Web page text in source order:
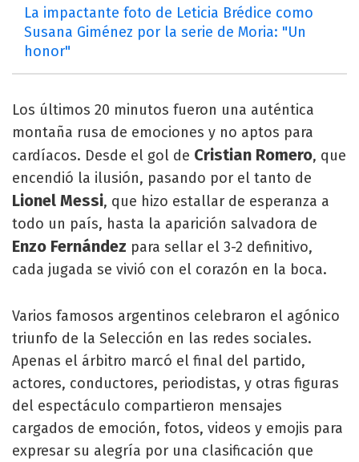
La impactante foto de Leticia Brédice como
Susana Giménez por la serie de Moria: "Un
honor"
Los últimos 20 minutos fueron una auténtica
montaña rusa de emociones y no aptos para
cardíacos. Desde el gol de Cristian Romero, que
encendió la ilusión, pasando por el tanto de
Lionel Messi, que hizo estallar de esperanza a
todo un país, hasta la aparición salvadora de
Enzo Fernández para sellar el 3-2 definitivo,
cada jugada se vivió con el corazón en la boca.
Varios famosos argentinos celebraron el agónico
triunfo de la Selección en las redes sociales.
Apenas el árbitro marcó el final del partido,
actores, conductores, periodistas, y otras figuras
del espectáculo compartieron mensajes
cargados de emoción, fotos, videos y emojis para
expresar su alegría por una clasificación que